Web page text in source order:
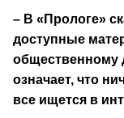
– В «Прологе»
доступные
общественному
означает, что
все ищется в